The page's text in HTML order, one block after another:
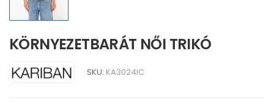
KÖRNYEZETBARÁT NŐI TRIKÓ
SKU: KA3024IC